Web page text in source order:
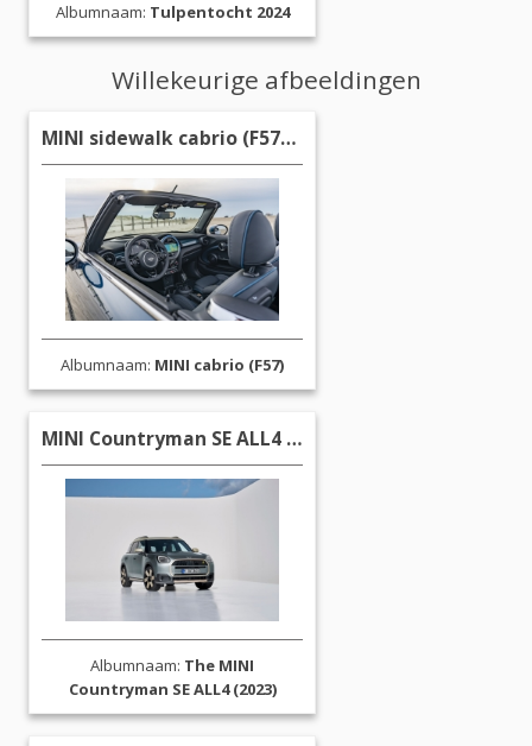
Albumnaam: Tulpentocht 2024
Willekeurige afbeeldingen
MINI sidewalk cabrio (F57) 02
Albumnaam: MINI cabrio (F57)
MINI Countryman SE ALL4 (2023)
Albumnaam: The MINI
Countryman SE ALL4 (2023)